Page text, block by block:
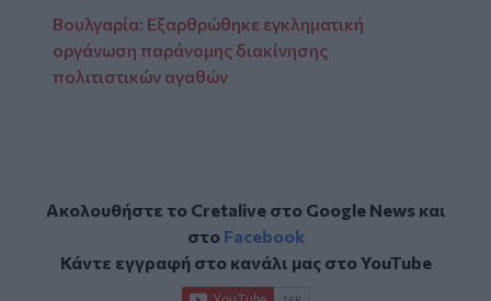
Βουλγαρία: Εξαρθρώθηκε εγκληματική
οργάνωση παράνομης διακίνησης
πολιτιστικών αγαθών
Ακολουθήστε το Cretalive στο Google Newsκαι
στο Facebook
Κάντε εγγραφή στο κανάλι μας στοYouTube